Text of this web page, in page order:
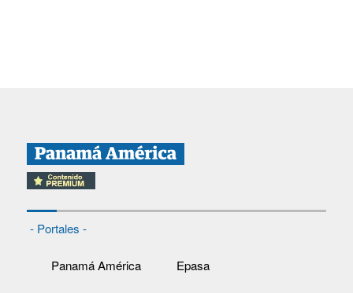
- Portales -
Panamá América Epasa